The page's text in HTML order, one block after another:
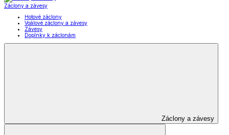
Záclony a závesy
Hotové záclony
Voálové záclony a závesy
Závesy
Doplnky k záclonám
Záclony a závesy